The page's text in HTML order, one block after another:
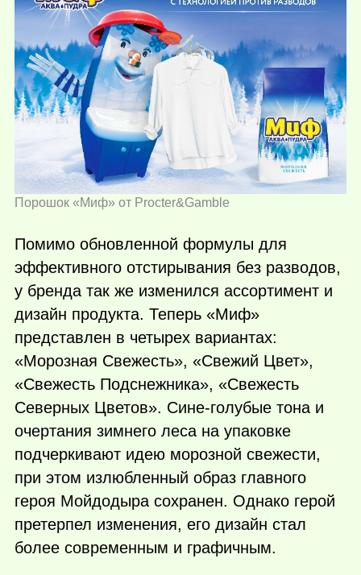
Порошок «Миф» от Procter&Gamble
Помимо обновленной формулы для
эффективного отстирывания без разводов,
у бренда так же изменился ассортимент и
дизайн продукта. Теперь «Миф»
представлен в четырех вариантах:
«Морозная Свежесть», «Свежий Цвет»,
«Свежесть Подснежника», «Свежесть
Северных Цветов». Сине-голубые тона и
очертания зимнего леса на упаковке
подчеркивают идею морозной свежести,
при этом излюбленный образ главного
героя Мойдодыра сохранен. Однако герой
претерпел изменения, его дизайн стал
более современным и графичным.